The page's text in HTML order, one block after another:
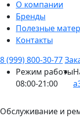
О компании
Бренды
Полезные
Контакты
8 (999) 800-30-77
Режим работы
08:00-21:00
Обслуживание и